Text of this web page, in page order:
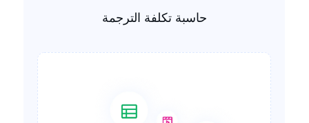
حاسبة تكلفة الترجمة